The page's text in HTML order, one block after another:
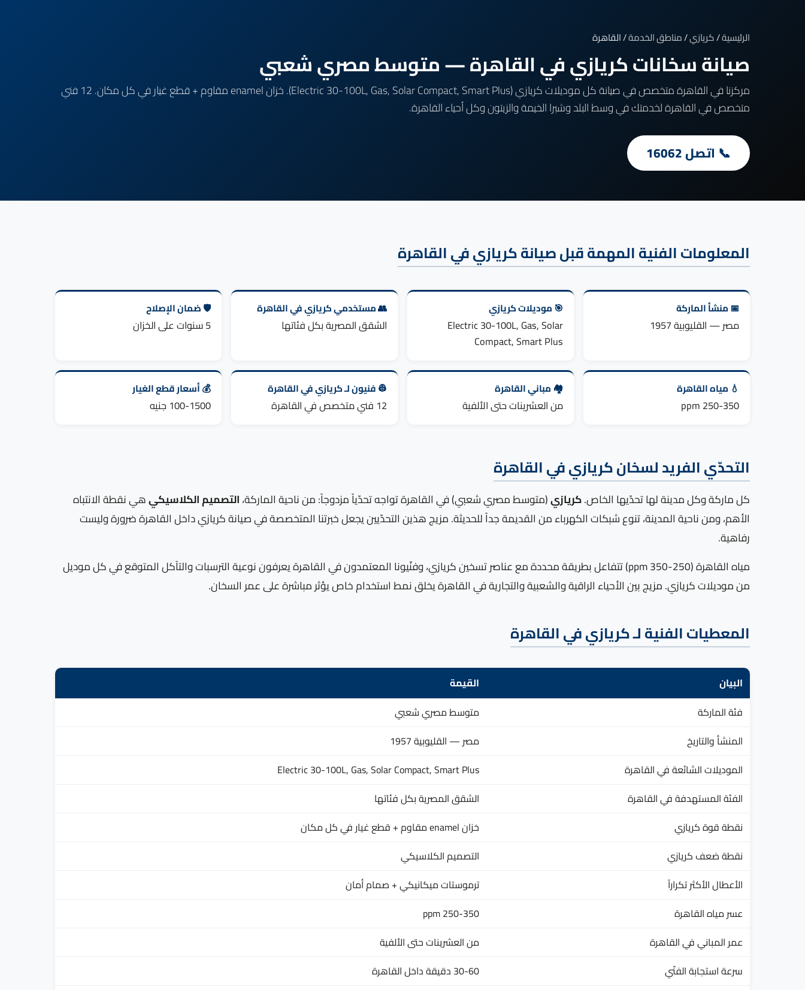
الرئيسية/كريازي/مناطق الخدمة/ القاهرة
صيانة سخانات كريازي في القاهرة — متوسط مصري شعبي
مركزنا في القاهرة متخصص في صيانة كل موديلات كريازي (Electric 30-100L, Gas, Solar Compact, Smart Plus). خزان enamel مقاوم + قطع غيار في كل مكان. 12 فني
متخصص في القاهرة لخدمتك في وسط البلد وشبرا الخيمة والزيتون وكل أحياء القاهرة.
📞 اتصل 16062
المعلومات الفنية المهمة قبل صيانة كريازي في القاهرة
📅 منشأ الماركة
مصر — القليوبية 1957
🎯 موديلات كريازي
Electric 30-100L, Gas, Solar
Compact, Smart Plus
👥 مستخدمي كريازي في القاهرة
الشقق المصرية بكل فئاتها
🛡️ ضمان الإصلاح
5 سنوات على الخزان
💧 مياه القاهرة
250-350 ppm
🏘️ مباني القاهرة
من العشرينات حتى الألفية
👷 فنيون لـ كريازي في القاهرة
12 فني متخصص في القاهرة
💰 أسعار قطع الغيار
100-1500 جنيه
التحدّي الفريد لسخان كريازي في القاهرة
كل ماركة وكل مدينة لها تحدّيها الخاص.كريازي(متوسط مصري شعبي) في القاهرة تواجه تحدّياً مزدوجاً: من ناحية الماركة،التصميم الكلاسيكيهي نقطة الانتباه
الأهم، ومن ناحية المدينة، تنوع شبكات الكهرباء من القديمة جداً للحديثة. مزيج هذين التحدّيين يجعل خبرتنا المتخصصة في صيانة كريازي داخل القاهرة ضرورة وليست
رفاهية.
مياه القاهرة (250-350 ppm) تتفاعل بطريقة محددة مع عناصر تسخين كريازي، وفنّيونا المعتمدون في القاهرة يعرفون نوعية الترسبات والتآكل المتوقع في كل موديل
من موديلات كريازي. مزيج بين الأحياء الراقية والشعبية والتجارية في القاهرة يخلق نمط استخدام خاص يؤثر مباشرة على عمر السخان.
المعطيات الفنية لـ كريازي في القاهرة
البيان
القيمة
فئة الماركة
متوسط مصري شعبي
المنشأ والتاريخ
مصر — القليوبية 1957
الموديلات الشائعة في القاهرة
Electric 30-100L, Gas, Solar Compact, Smart Plus
الفئة المستهدفة في القاهرة
الشقق المصرية بكل فئاتها
نقطة قوة كريازي
خزان enamel مقاوم + قطع غيار في كل مكان
نقطة ضعف كريازي
التصميم الكلاسيكي
الأعطال الأكثر تكراراً
ترموستات ميكانيكي + صمام أمان
عسر مياه القاهرة
250-350 ppm
عمر المباني في القاهرة
من العشرينات حتى الألفية
سرعة استجابة الفنّي
30-60 دقيقة داخل القاهرة